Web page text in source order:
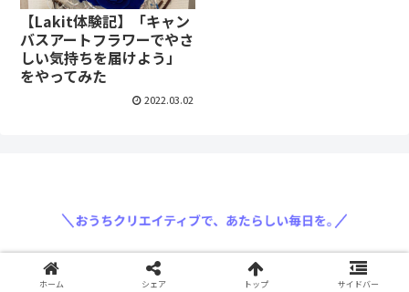
【Lakit体験記】「キャン
バスアートフラワーでやさ
しい気持ちを届けよう」
をやってみた
2022.03.02
〈運営会社: 三菱鉛筆株式会社〉
ホーム シェア トップ サイドバー